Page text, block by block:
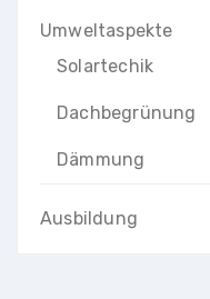
Umweltaspekte
Solartechik
Dachbegrünung
Dämmung
Ausbildung